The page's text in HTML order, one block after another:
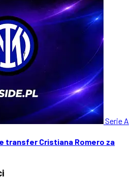
Serie A
transfer Cristiana Romero za